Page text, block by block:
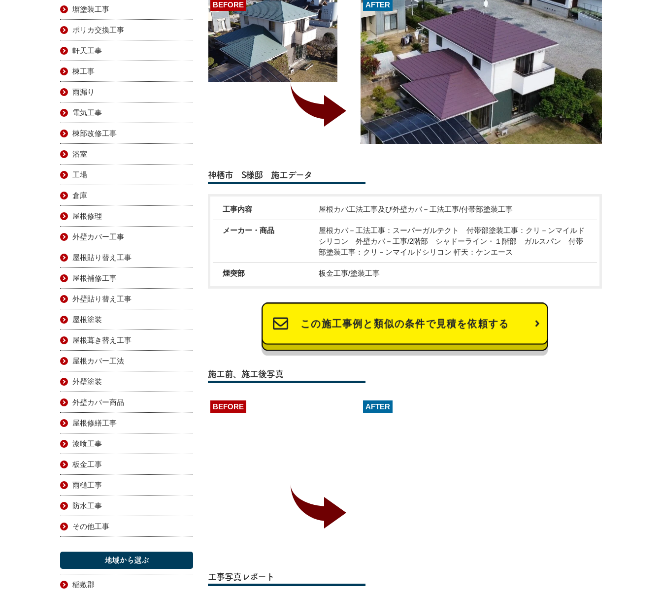
BEFORE AFTER
神栖市 S様邸 施工データ
工事内容 屋根カバ工法工事及び外壁カバ－工法工事/付帯部塗装工事
メーカー・商品
屋根カバ－工法工事：スーパーガルテクト 付帯部塗装工事：クリ－ンマイルド
シリコン 外壁カバ－工事/2階部 シャドーライン・１階部 ガルスパン 付帯
部塗装工事：クリ－ンマイルドシリコン 軒天：ケンエース
煙突部 板金工事/塗装工事
この施工事例と類似の条件で見積を依頼する
施工前、施工後写真
BEFORE AFTER
工事写真レポート
塀塗装工事
ポリカ交換工事
軒天工事
棟工事
雨漏り
電気工事
棟部改修工事
浴室
工場
倉庫
屋根修理
外壁カバー工事
屋根貼り替え工事
屋根補修工事
外壁貼り替え工事
屋根塗装
屋根葺き替え工事
屋根カバー工法
外壁塗装
外壁カバー商品
屋根修繕工事
漆喰工事
板金工事
雨樋工事
防水工事
その他工事
地域から選ぶ
稲敷郡